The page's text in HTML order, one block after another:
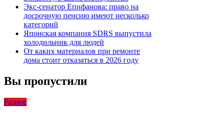
Экс-сенатор Епифанова: право на
досрочную пенсию имеют несколько
категорий
Японская компания SDRS выпустила
холодильник для людей
От каких материалов при ремонте
дома стоит отказаться в 2026 году
Вы пропустили
Разное